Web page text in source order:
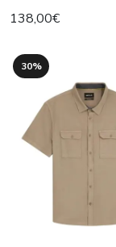
138,00€
30%